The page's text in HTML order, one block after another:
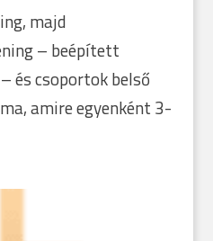
majd
– beépített
és csoportok belső
amire egyenként 3-